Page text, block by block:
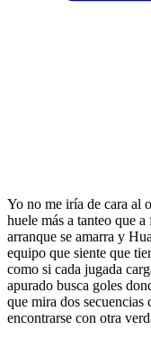
Yo no me iría de cara al
huele más a tanteo que
arranque se amarra y
equipo que siente que
como si cada jugada
apurado busca goles
que mira dos secuencias
encontrarse con otra